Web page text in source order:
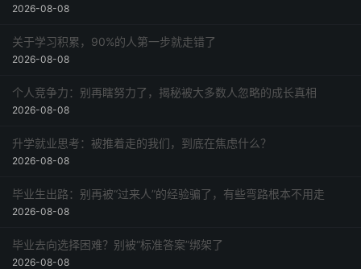
2026-08-08
关于学习积累，90%的人第一步就走错了
2026-08-08
个人竞争力：别再瞎努力了，揭秘被大多数人忽略的成长真相
2026-08-08
升学就业思考：被推着走的我们，到底在焦虑什么？
2026-08-08
毕业生出路：别再被“过来人”的经验骗了，有些弯路根本不用走
2026-08-08
毕业去向选择困难？别被“标准答案”绑架了
2026-08-08